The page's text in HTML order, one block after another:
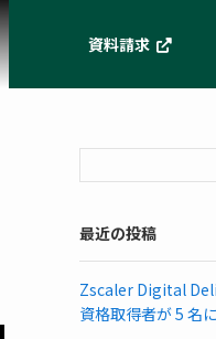
資料請求
最近の投稿
Zscaler Digital
資格取得者が 5 名に